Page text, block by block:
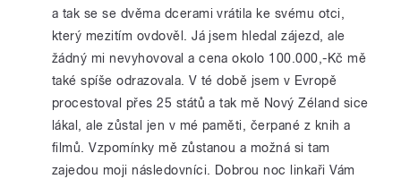
a tak se se dvěma dcerami vrátila ke svému otci,
který mezitím ovdověl. Já jsem hledal zájezd, ale
žádný mi nevyhovoval a cena okolo 100.000,-Kč mě
také spíše odrazovala. V té době jsem v Evropě
procestoval přes 25 států a tak mě Nový Zéland sice
lákal, ale zůstal jen v mé paměti, čerpané z knih a
filmů. Vzpomínky mě zůstanou a možná si tam
zajedou moji následovníci. Dobrou noc linkaři Vám